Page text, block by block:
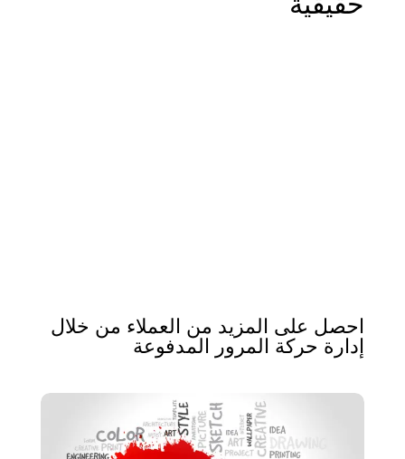
احصل على المزيد من العملاء من خلال
إدارة حركة المرور المدفوعة